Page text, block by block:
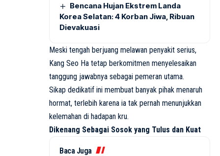
Bencana Hujan Ekstrem Landa
Korea Selatan: 4 Korban Jiwa, Ribuan
Dievakuasi
Meski tengah berjuang melawan penyakit serius,
Kang Seo Ha tetap berkomitmen menyelesaikan
tanggung jawabnya sebagai pemeran utama.
Sikap dedikatif ini membuat banyak pihak menaruh
hormat, terlebih karena ia tak pernah menunjukkan
kelemahan di hadapan kru.
Dikenang Sebagai Sosok yang Tulus dan Kuat
Baca Juga